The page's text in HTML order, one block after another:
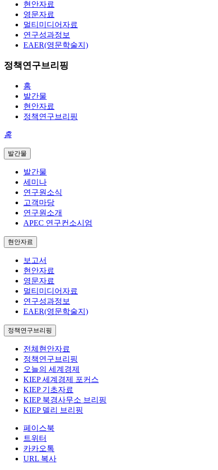
현안자료
영문자료
멀티미디어자료
연구성과정보
EAER(영문학술지)
정책연구브리핑
홈
발간물
현안자료
정책연구브리핑
홈
발간물
발간물
세미나
연구원소식
고객마당
연구원소개
APEC 연구컨소시엄
현안자료
보고서
현안자료
영문자료
멀티미디어자료
연구성과정보
EAER(영문학술지)
정책연구브리핑
전체현안자료
정책연구브리핑
오늘의 세계경제
KIEP 세계경제 포커스
KIEP 기초자료
KIEP 북경사무소 브리핑
KIEP 델리 브리핑
페이스북
트위터
카카오톡
URL 복사